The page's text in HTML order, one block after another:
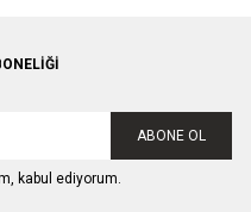
ABONE OL
kabul ediyorum.